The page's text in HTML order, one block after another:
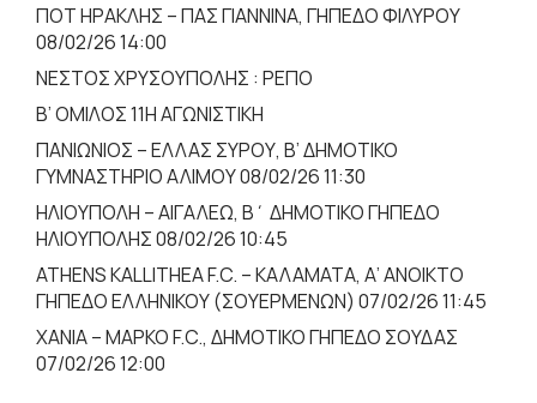
ΠΟΤ ΗΡΑΚΛΗΣ – ΠΑΣ ΓΙΑΝΝΙΝΑ, ΓΗΠΕΔΟ ΦΙΛΥΡΟΥ
08/02/26 14:00
ΝΕΣΤΟΣ ΧΡΥΣΟΥΠΟΛΗΣ : ΡΕΠΟ
Β’ ΟΜΙΛΟΣ 11Η ΑΓΩΝΙΣΤΙΚΗ
ΠΑΝΙΩΝΙΟΣ – ΕΛΛΑΣ ΣΥΡΟΥ, B’ ΔΗΜΟΤΙΚΟ
ΓΥΜΝΑΣΤΗΡΙΟ ΑΛΙΜΟΥ 08/02/26 11:30
ΗΛΙΟΥΠΟΛΗ – ΑΙΓΑΛΕΩ, Β΄ ΔΗΜΟΤΙΚΟ ΓΗΠΕΔΟ
ΗΛΙΟΥΠΟΛΗΣ 08/02/26 10:45
ATHENS KALLITHEA F.C. – ΚΑΛΑΜΑΤΑ, Α’ ΑΝΟΙΚΤΟ
ΓΗΠΕΔΟ ΕΛΛΗΝΙΚΟΥ (ΣΟΥΕΡΜΕΝΩΝ) 07/02/26 11:45
ΧΑΝΙΑ – ΜΑΡΚΟ F.C., ΔΗΜΟΤΙΚΟ ΓΗΠΕΔΟ ΣΟΥΔΑΣ
07/02/26 12:00